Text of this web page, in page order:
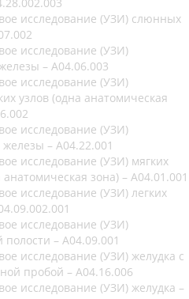
исследование (УЗИ) слюнных
исследование (УЗИ)
– A04.06.003
исследование (УЗИ)
узлов (одна анатомическая
исследование (УЗИ)
– A04.22.001
исследование (УЗИ) мягких
зона) – A04.01.001
исследование (УЗИ) легких
исследование (УЗИ)
– A04.09.001
исследование (УЗИ) желудка с
пробой – A04.16.006
исследование (УЗИ) желудка –